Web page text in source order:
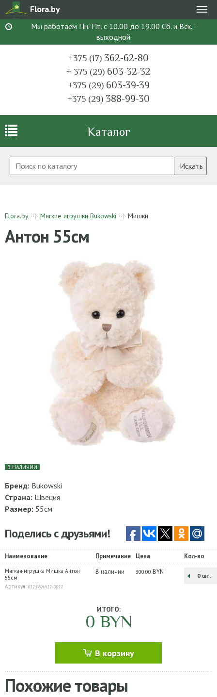
Flora.by
Мы работаем Пн.-Пт. с 10.00 до 19.00 Сб. и Вск. -
выходной
+375 (17) 362-62-80
+ 375 (29) 603-32-32
+375 (29)603-39-39
+375 (29) 388-99-30
Каталог
Искать
Flora.by Мягкие игрушки Bukowski Мишки
Антон 55см
В НАЛИЧИИ
Бренд: Bukowski
Страна: Швеция
Размер: 55см
Поделись с друзьями!
Наименование Примечание Цена Кол-во
Мягкая игрушка Мишка Антон
55см
Артикул: 0115WAA11-0011
В наличии 300.00 BYN
шт.
ИТОГО:
0 BYN
В корзину
Похожие товары